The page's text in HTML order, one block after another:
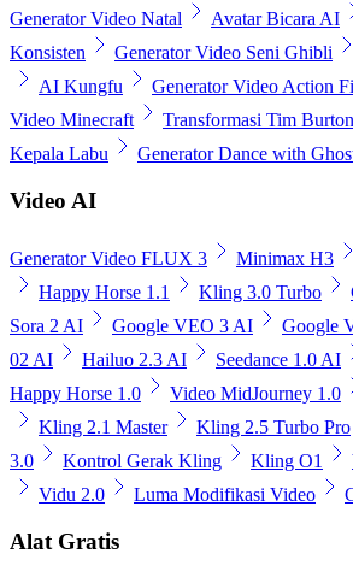
Generator Video Natal Avatar Bicara AI
Konsisten
Generator Video Seni Ghibli
AI Kungfu
Generator Video Action
Video Minecraft
Transformasi Tim Burton
Kepala Labu
Generator Dance with
Video AI
Generator Video FLUX 3 Minimax H3
Happy Horse 1.1
Kling 3.0 Turbo
Sora 2 AI
Google VEO 3 AI Google
02 AI
Hailuo 2.3 AI Seedance 1.0 AI
Happy Horse 1.0
Video MidJourney 1.0
Kling 2.1 Master
Kling 2.5 Turbo Pro
3.0
Kontrol Gerak Kling Kling O1
Vidu 2.0
Luma Modifikasi Video
Alat Gratis